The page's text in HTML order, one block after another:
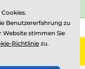
auf
+43 676 361 37 22
Benutzererfahrung zu
Website stimmen Sie
Richtlinie zu.